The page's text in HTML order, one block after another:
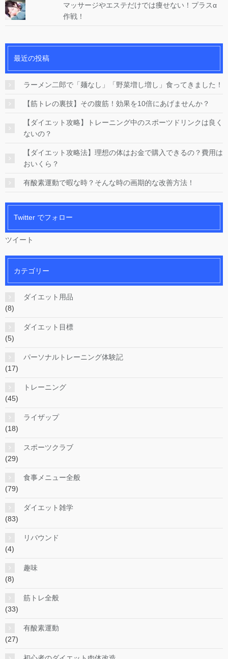
マッサージやエステだけでは痩せない！プラスα
作戦！
最近の投稿
ラーメン二郎で「麺なし」「野菜増し増し」食ってきました！
【筋トレの裏技】その腹筋！効果を10倍にあげませんか？
【ダイエット攻略】トレーニング中のスポーツドリンクは良く
ないの？
【ダイエット攻略法】理想の体はお金で購入できるの？費用は
おいくら？
有酸素運動で暇な時？そんな時の画期的な改善方法！
Twitter でフォロー
ツイート
カテゴリー
ダイエット用品
(8)
ダイエット目標
(5)
パーソナルトレーニング体験記
(17)
トレーニング
(45)
ライザップ
(18)
スポーツクラブ
(29)
食事メニュー全般
(79)
ダイエット雑学
(83)
リバウンド
(4)
趣味
(8)
筋トレ全般
(33)
有酸素運動
(27)